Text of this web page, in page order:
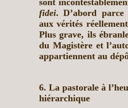
fidei. D’abord parce
aux vérités
Plus grave, ils
du Magistère et
appartiennent au
6. La pastorale à
hiérarchique